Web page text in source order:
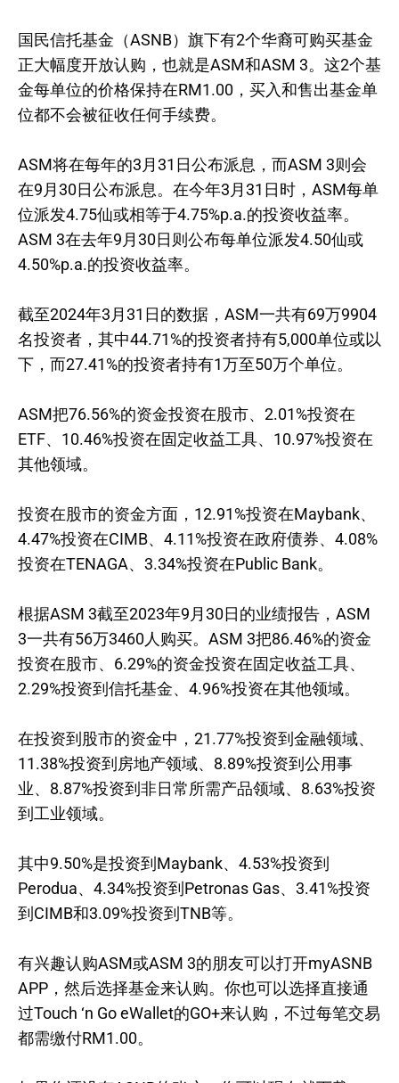
国民信托基金（ASNB）旗下有2个华裔可购买基金
正大幅度开放认购，也就是ASM和ASM 3。这2个基
金每单位的价格保持在RM1.00，买入和售出基金单
位都不会被征收任何手续费。
ASM将在每年的3月31日公布派息，而ASM 3则会
在9月30日公布派息。在今年3月31日时，ASM每单
位派发4.75仙或相等于4.75%p.a.的投资收益率。
ASM 3在去年9月30日则公布每单位派发4.50仙或
4.50%p.a.的投资收益率。
截至2024年3月31日的数据，ASM一共有69万9904
名投资者，其中44.71%的投资者持有5,000单位或以
下，而27.41%的投资者持有1万至50万个单位。
ASM把76.56%的资金投资在股市、2.01%投资在
ETF、10.46%投资在固定收益工具、10.97%投资在
其他领域。
投资在股市的资金方面，12.91%投资在Maybank、
4.47%投资在CIMB、4.11%投资在政府债券、4.08%
投资在TENAGA、3.34%投资在Public Bank。
根据ASM 3截至2023年9月30日的业绩报告，ASM
3一共有56万3460人购买。ASM 3把86.46%的资金
投资在股市、6.29%的资金投资在固定收益工具、
2.29%投资到信托基金、4.96%投资在其他领域。
在投资到股市的资金中，21.77%投资到金融领域、
11.38%投资到房地产领域、8.89%投资到公用事
业、8.87%投资到非日常所需产品领域、8.63%投资
到工业领域。
其中9.50%是投资到Maybank、4.53%投资到
Perodua、4.34%投资到Petronas Gas、3.41%投资
到CIMB和3.09%投资到TNB等。
有兴趣认购ASM或ASM 3的朋友可以打开myASNB
APP，然后选择基金来认购。你也可以选择直接通
过Touch ‘n Go eWallet的GO+来认购，不过每笔交易
都需缴付RM1.00。